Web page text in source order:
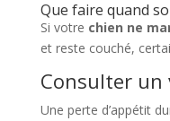
Que faire quand
Si votre chien ne
et reste couché,
Consulter
Une perte d’appétit